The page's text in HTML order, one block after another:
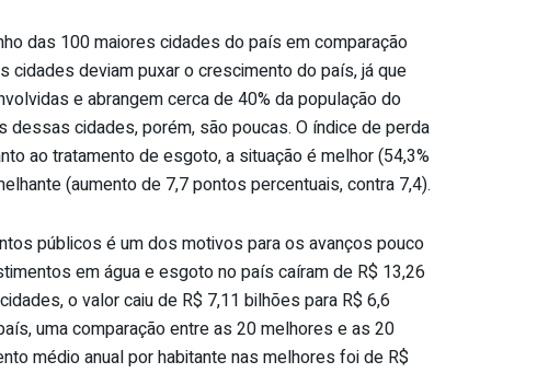
das 100 maiores cidades do país em comparação
cidades deviam puxar o crescimento do país, já que
e abrangem cerca de 40% da população do
cidades, porém, são poucas. O índice de perda
ao tratamento de esgoto, a situação é melhor (54,3%
(aumento de 7,7 pontos percentuais, contra 7,4).
públicos é um dos motivos para os avanços pouco
em água e esgoto no país caíram de R$ 13,26
o valor caiu de R$ 7,11 bilhões para R$ 6,6
uma comparação entre as 20 melhores e as 20
médio anual por habitante nas melhores foi de R$